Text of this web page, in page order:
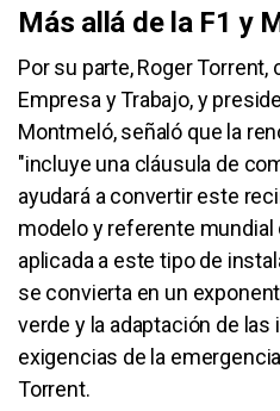
Más allá de la F1 y
Por su parte, Roger
Empresa y Trabajo, y
Montmeló, señaló que la
"incluye una cláusula de
ayudará a convertir este
modelo y referente mundial
aplicada a este tipo de
se convierta en un
verde y la adaptación de
exigencias de la
Torrent.